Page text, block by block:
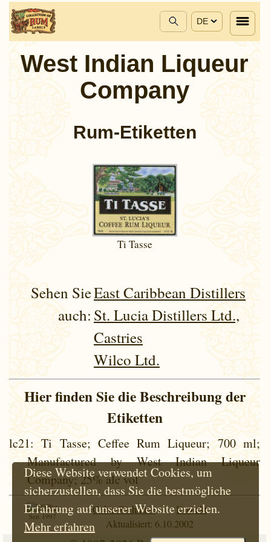
DE
West Indian Liqueur
Company
Rum-Etiketten
Ti Tasse
Sehen Sie
auch:
East Caribbean Distillers
St. Lucia Distillers Ltd.,
Castries
Wilco Ltd.
Hier finden Sie die Beschreibung der
Etiketten
lc21: Ti Tasse; Ceffee Rum Liqueur; 700 ml;
Manufactured by West Indian Liqueur
Company; 25% alc vol
Seit 1997
Cokie-Richtlinie
Kontakt
Aktualisiert: 6.10.2002
Diese Website verwendet Cookies, um
sicherzustellen, dass Sie die bestmögliche
Erfahrung auf unserer Website erzielen.
Mehr erfahren